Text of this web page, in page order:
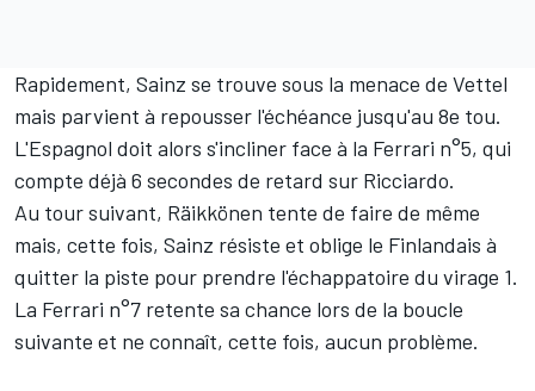
Rapidement, Sainz se trouve sous la menace de Vettel
mais parvient à repousser l'échéance jusqu'au 8e tou.
L'Espagnol doit alors s'incliner face à la Ferrari n°5, qui
compte déjà 6 secondes de retard sur Ricciardo.
Au tour suivant, Räikkönen tente de faire de même
mais, cette fois, Sainz résiste et oblige le Finlandais à
quitter la piste pour prendre l'échappatoire du virage 1.
La Ferrari n°7 retente sa chance lors de la boucle
suivante et ne connaît, cette fois, aucun problème.